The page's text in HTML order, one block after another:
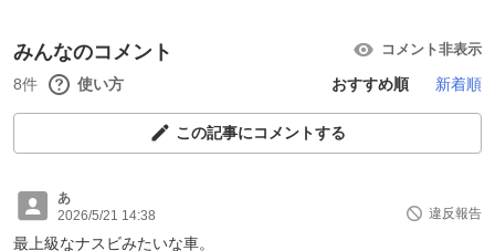
みんなのコメント コメント非表示
8件 使い方 おすすめ順 新着順
この記事にコメントする
あ
2026/5/21 14:38
違反報告
最上級なナスビみたいな車。